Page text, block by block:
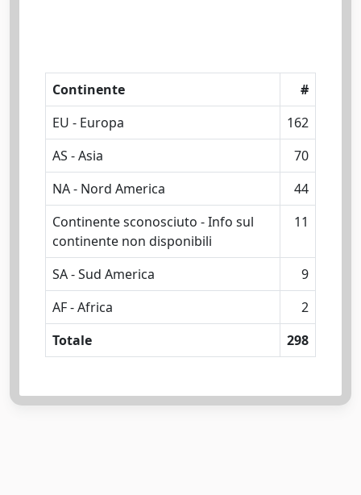
Continente
#
EU - Europa
162
AS - Asia
70
NA - Nord America
44
Continente sconosciuto - Info sul
continente non disponibili
11
SA - Sud America
9
AF - Africa
2
Totale
298